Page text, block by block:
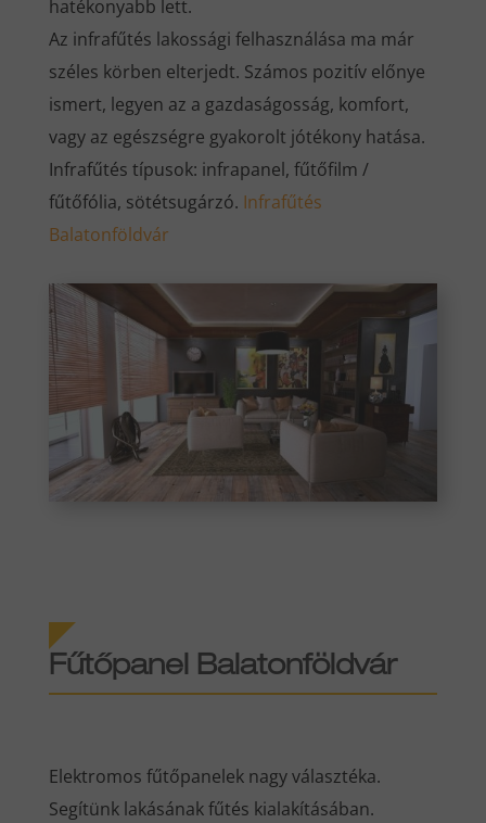
hatékonyabb lett.
Az infrafűtés lakossági felhasználása ma már
széles körben elterjedt. Számos pozitív előnye
ismert, legyen az a gazdaságosság, komfort,
vagy az egészségre gyakorolt jótékony hatása.
Infrafűtés típusok: infrapanel, fűtőfilm /
fűtőfólia, sötétsugárzó. Infrafűtés
Balatonföldvár
Fűtőpanel Balatonföldvár
Elektromos fűtőpanelek nagy választéka.
Segítünk lakásának fűtés kialakításában.